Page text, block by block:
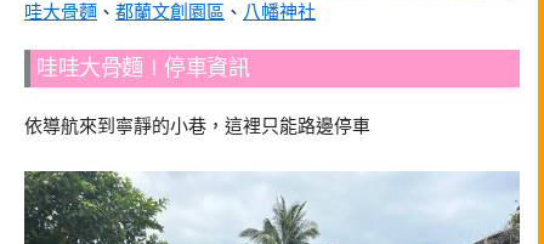
哇大骨麵 、 都蘭文創園區 、 八幡神社
哇哇大骨麵∣停車資訊
依導航來到寧靜的小巷，這裡只能路邊停車